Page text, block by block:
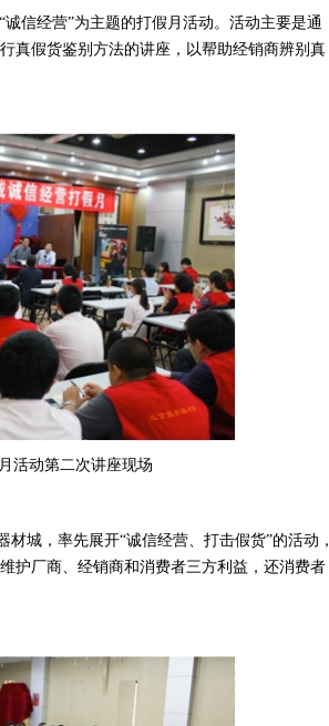
信经营”为主题的打假月活动。活动主要是通
真假货鉴别方法的讲座，以帮助经销商辨别真
活动第二次讲座现场
城，率先展开“诚信经营、打击假货”的活动，
护厂商、经销商和消费者三方利益，还消费者